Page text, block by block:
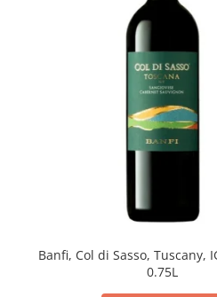
Banfi, Col di Sasso, Tuscany,
0.75L